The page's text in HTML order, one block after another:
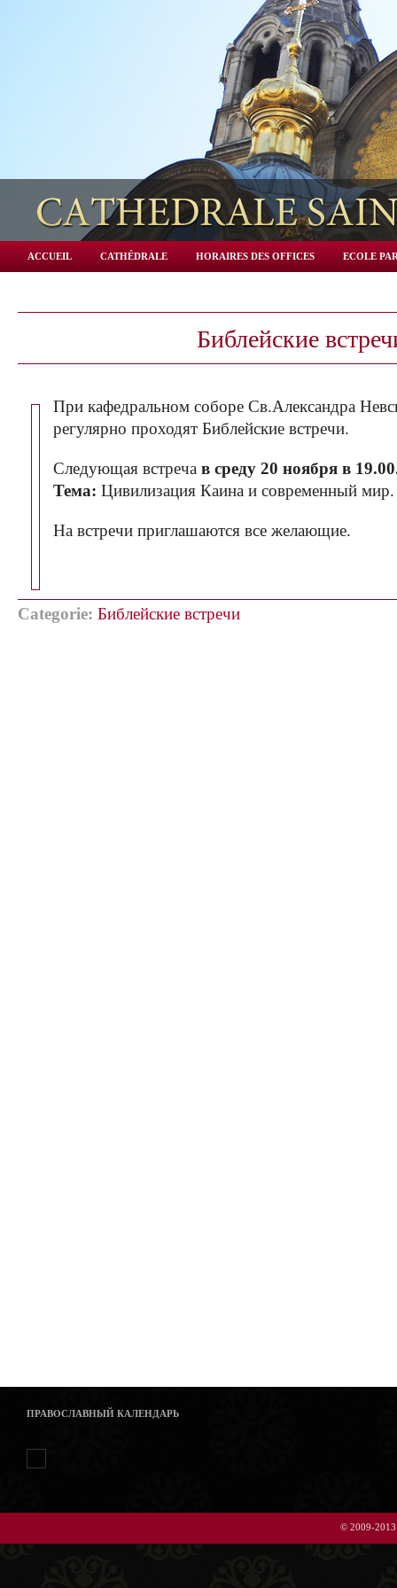
ACCUEIL CATHÉDRALE HORAIRES DES OFFICES ECOLE
Библейские
При кафедральном соборе Св.Александра
регулярно проходят Библейские встречи.
Следующая встреча в среду 20 ноября в
Тема: Цивилизация Каина и современный мир.
На встречи приглашаются все желающие.
Categorie: Библейские встречи
ПРАВОСЛАВНЫЙ КАЛЕНДАРЬ
© 2009-2013